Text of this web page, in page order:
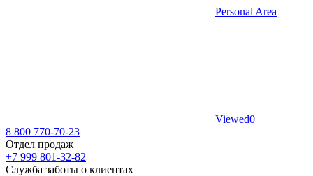
Personal Area
Viewed0
8 800 770-70-23
Отдел продаж
+7 999 801-32-82
Служба заботы о клиентах